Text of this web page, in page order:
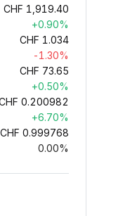
CHF 1,919.40
+0.90%
CHF 1.034
-1.30%
CHF 73.65
+0.50%
0.200982
+6.70%
CHF 0.999768
0.00%